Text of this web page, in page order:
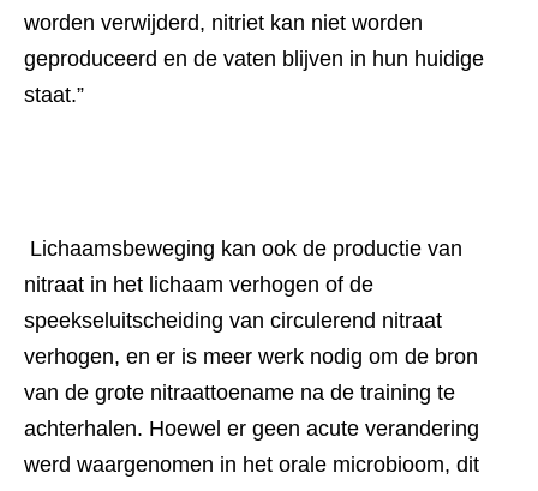
worden verwijderd, nitriet kan niet worden
geproduceerd en de vaten blijven in hun huidige
staat.”
nitraat in het lichaam verhogen of de
speekseluitscheiding van circulerend nitraat
verhogen, en er is meer werk nodig om de bron
van de grote nitraattoename na de training te
achterhalen. Hoewel er geen acute verandering
werd waargenomen in het orale microbioom, dit